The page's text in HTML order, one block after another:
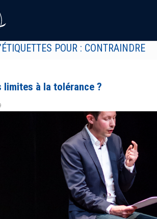
POUR : CONTRAINDRE
limites à la tolérance ?